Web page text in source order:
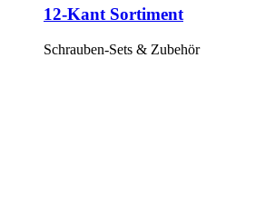
12-Kant Sortiment
Schrauben-Sets & Zubehör